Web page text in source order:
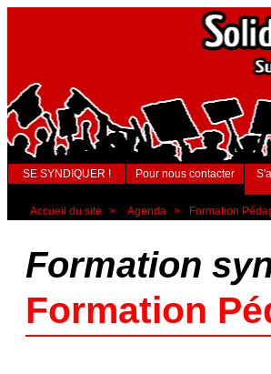
SE SYNDIQUER ! Pour nous contacter
Accueil du site > Agenda > Formation
Formation
Formation